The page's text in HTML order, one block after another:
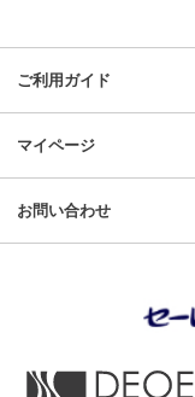
ご利用ガイド
マイページ
お問い合わせ